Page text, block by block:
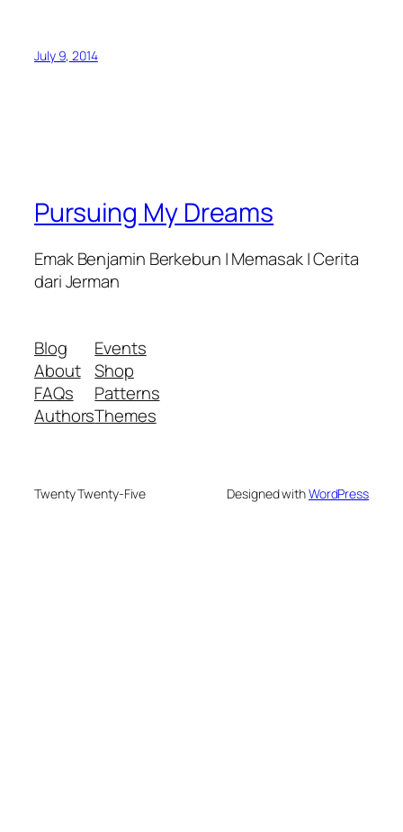
July 9, 2014
Pursuing My Dreams
Emak Benjamin Berkebun | Memasak | Cerita
dari Jerman
Blog
About
FAQs
Authors
Events
Shop
Patterns
Themes
Twenty Twenty-Five Designed withWordPress